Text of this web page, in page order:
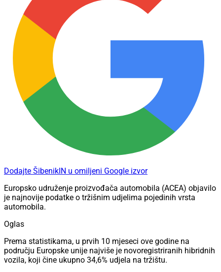
Dodajte ŠibenikIN u omiljeni Google izvor
Europsko udruženje proizvođača automobila (ACEA) objavilo
je najnovije podatke o tržišnim udjelima pojedinih vrsta
automobila.
Oglas
Prema statistikama, u prvih 10 mjeseci ove godine na
području Europske unije najviše je novoregistriranih hibridnih
vozila, koji čine ukupno 34,6% udjela na tržištu.